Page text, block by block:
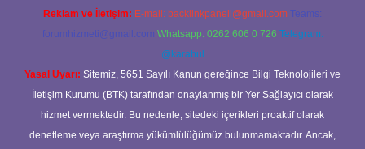
Reklam ve İletişim: E-mail: backlinkpaneli@gmail.com Teams:
forumhizmeti@gmail.com Whatsapp: 0262 606 0 726 Telegram:
@karabul
Yasal Uyarı: Sitemiz, 5651 Sayılı Kanun gereğince Bilgi Teknolojileri ve
İletişim Kurumu (BTK) tarafından onaylanmış bir Yer Sağlayıcı olarak
hizmet vermektedir. Bu nedenle, sitedeki içerikleri proaktif olarak
denetleme veya araştırma yükümlülüğümüz bulunmamaktadır. Ancak,